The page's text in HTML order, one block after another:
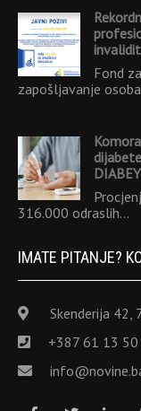
Fond
zapošljavanje
316.000 odraslih…
IMATE PITANJE?
Skenderija 42,
+387 61 13